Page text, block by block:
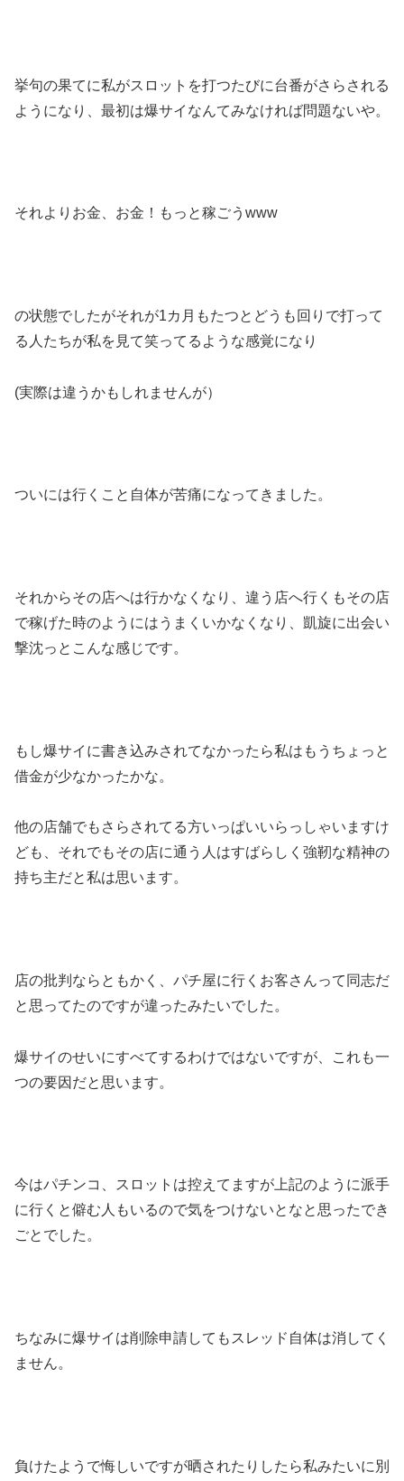
挙句の果てに私がスロットを打つたびに台番がさらされる
ようになり、最初は爆サイなんてみなければ問題ないや。
それよりお金、お金！もっと稼ごうwww
の状態でしたがそれが1カ月もたつとどうも回りで打って
る人たちが私を見て笑ってるような感覚になり
(実際は違うかもしれませんが）
ついには行くこと自体が苦痛になってきました。
それからその店へは行かなくなり、違う店へ行くもその店
で稼げた時のようにはうまくいかなくなり、凱旋に出会い
撃沈っとこんな感じです。
もし爆サイに書き込みされてなかったら私はもうちょっと
借金が少なかったかな。
他の店舗でもさらされてる方いっぱいいらっしゃいますけ
ども、それでもその店に通う人はすばらしく強靭な精神の
持ち主だと私は思います。
店の批判ならともかく、パチ屋に行くお客さんって同志だ
と思ってたのですが違ったみたいでした。
爆サイのせいにすべてするわけではないですが、これも一
つの要因だと思います。
今はパチンコ、スロットは控えてますが上記のように派手
に行くと僻む人もいるので気をつけないとなと思ったでき
ごとでした。
ちなみに爆サイは削除申請してもスレッド自体は消してく
ません。
負けたようで悔しいですが晒されたりしたら私みたいに別